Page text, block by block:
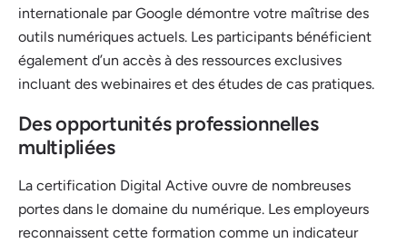
internationale par Google démontre votre maîtrise des
outils numériques actuels. Les participants bénéficient
également d’un accès à des ressources exclusives
incluant des webinaires et des études de cas pratiques.
Des opportunités professionnelles
multipliées
La certification Digital Active ouvre de nombreuses
portes dans le domaine du numérique. Les employeurs
reconnaissent cette formation comme un indicateur